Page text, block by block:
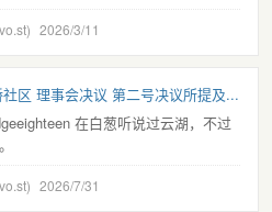
2026/3/11
区 理事会决议 第二号决议所提及...
在白葱听说过云湖，不过
2026/7/31